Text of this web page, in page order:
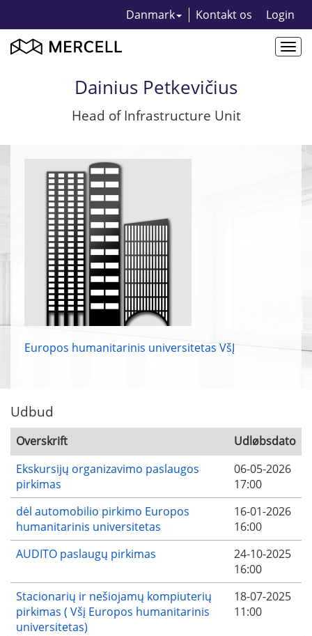
Danmark Kontakt os Login
Dainius Petkevičius
Head of Infrastructure Unit
Europos humanitarinis universitetas VšĮ
Udbud
Overskrift
Udløbsdato
Ekskursijų organizavimo paslaugos
pirkimas
06-05-2026
17:00
dėl automobilio pirkimo Europos
humanitarinis universitetas
16-01-2026
16:00
AUDITO paslaugų pirkimas
24-10-2025
16:00
Stacionarių ir nešiojamų kompiuterių
pirkimas ( Všį Europos humanitarinis
universitetas)
18-07-2025
11:00